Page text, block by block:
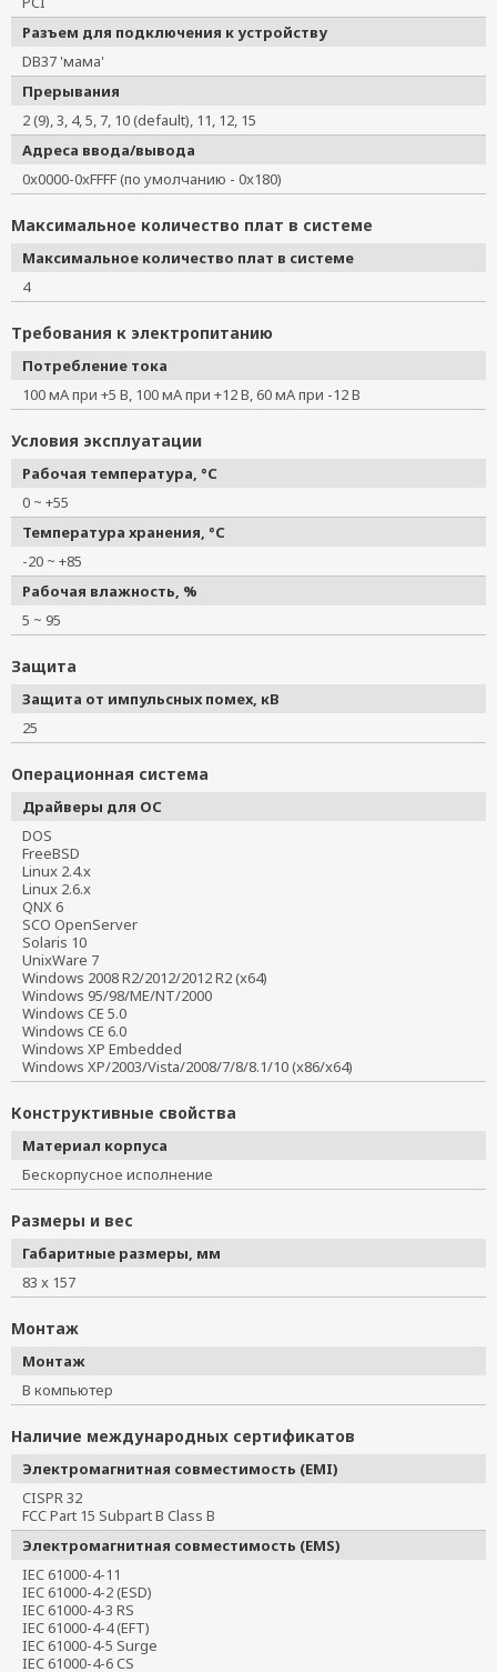
Разъем для подключения к устройству
DB37 'мама'
Прерывания
2 (9), 3, 4, 5, 7, 10 (default), 11, 12, 15
Адреса ввода/вывода
0x0000-0xFFFF (по умолчанию - 0x180)
Максимальное количество плат в системе
Максимальное количество плат в системе
4
Требования к электропитанию
Потребление тока
100 мА при +5 В, 100 мА при +12 В, 60 мА при -12 В
Условия эксплуатации
Рабочая температура, °C
0 ~ +55
Температура хранения, °C
-20 ~ +85
Рабочая влажность, %
5 ~ 95
Защита
Защита от импульсных помех, кВ
25
Операционная система
Драйверы для ОС
DOS
FreeBSD
Linux 2.4.x
Linux 2.6.x
QNX 6
SCO OpenServer
Solaris 10
UnixWare 7
Windows 2008 R2/2012/2012 R2 (x64)
Windows 95/98/ME/NT/2000
Windows CE 5.0
Windows CE 6.0
Windows XP Embedded
Windows XP/2003/Vista/2008/7/8/8.1/10 (x86/x64)
Конструктивные свойства
Материал корпуса
Бескорпусное исполнение
Размеры и вес
Габаритные размеры, мм
83 x 157
Монтаж
Монтаж
В компьютер
Наличие международных сертификатов
Электромагнитная совместимость (EMI)
CISPR 32
FCC Part 15 Subpart B Class B
Электромагнитная совместимость (EMS)
IEC 61000-4-11
IEC 61000-4-2 (ESD)
IEC 61000-4-3 RS
IEC 61000-4-4 (EFT)
IEC 61000-4-5 Surge
IEC 61000-4-6 CS